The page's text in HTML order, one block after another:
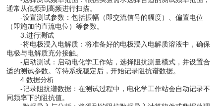
通常从低频到高频进行扫描。
-设置测试参数：包括振幅（即交流信号的幅度）、偏置电位
（即施加的直流电位）等参数。
3.进行测试
-将电极浸入电解质：将准备好的电极浸入电解质溶液中，确保
电极与电解质充分接触。
-启动测试：启动电化学工作站，选择阻抗测量模式，并设置合
适的测试参数。等待系统稳定后，开始记录阻抗谱数据。
4.数据分析
-记录阻抗谱数据：在测试过程中，电化学工作站会自动记录不
同频率下的阻抗值。